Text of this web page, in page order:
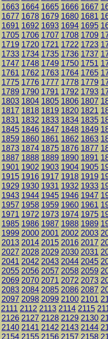
1663 1664 1665 1666 1667
1677 1678 1679 1680 1681
1691 1692 1693 1694 1695
1705 1706 1707 1708 1709
1719 1720 1721 1722 1723
1733 1734 1735 1736 1737
1747 1748 1749 1750 1751
1761 1762 1763 1764 1765
1775 1776 1777 1778 1779
1789 1790 1791 1792 1793
1803 1804 1805 1806 1807
1817 1818 1819 1820 1821
1831 1832 1833 1834 1835
1845 1846 1847 1848 1849
1859 1860 1861 1862 1863
1873 1874 1875 1876 1877
1887 1888 1889 1890 1891
1901 1902 1903 1904 1905
1915 1916 1917 1918 1919
1929 1930 1931 1932 1933
1943 1944 1945 1946 1947
1957 1958 1959 1960 1961
1971 1972 1973 1974 1975
1985 1986 1987 1988 1989
1999 2000 2001 2002 2003
2013 2014 2015 2016 2017
2027 2028 2029 2030 2031
2041 2042 2043 2044 2045
2055 2056 2057 2058 2059
2069 2070 2071 2072 2073
2083 2084 2085 2086 2087
2097 2098 2099 2100 2101
2111 2112 2113 2114 2115
2126 2127 2128 2129 2130
2140 2141 2142 2143 2144
2154 2155 2156 2157 2158